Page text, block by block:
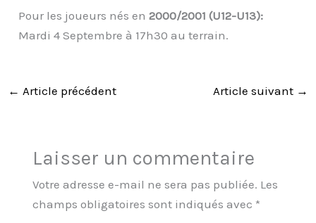
Pour les joueurs nés en2000/2001 (U12-U13):
Mardi 4 Septembre à 17h30 au terrain.
← Article précédent Article suivant →
Laisser un commentaire
Votre adresse e-mail ne sera pas publiée. Les
champs obligatoires sont indiqués avec *